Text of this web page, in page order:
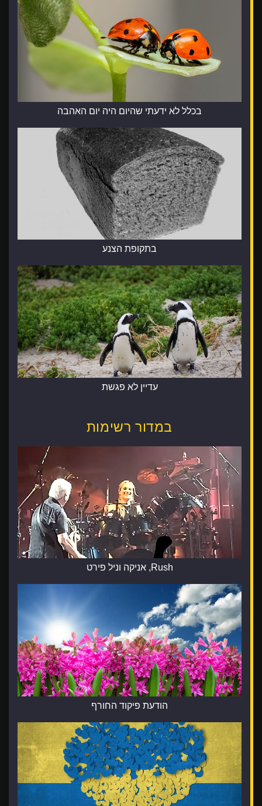
בכלל לא ידעתי שהיום היה יום האהבה
בתקופת הצנע
עדיין לא פגשת
במדור רשימות
Rush, אניקה וניל פירט
הודעת פיקוד החורף